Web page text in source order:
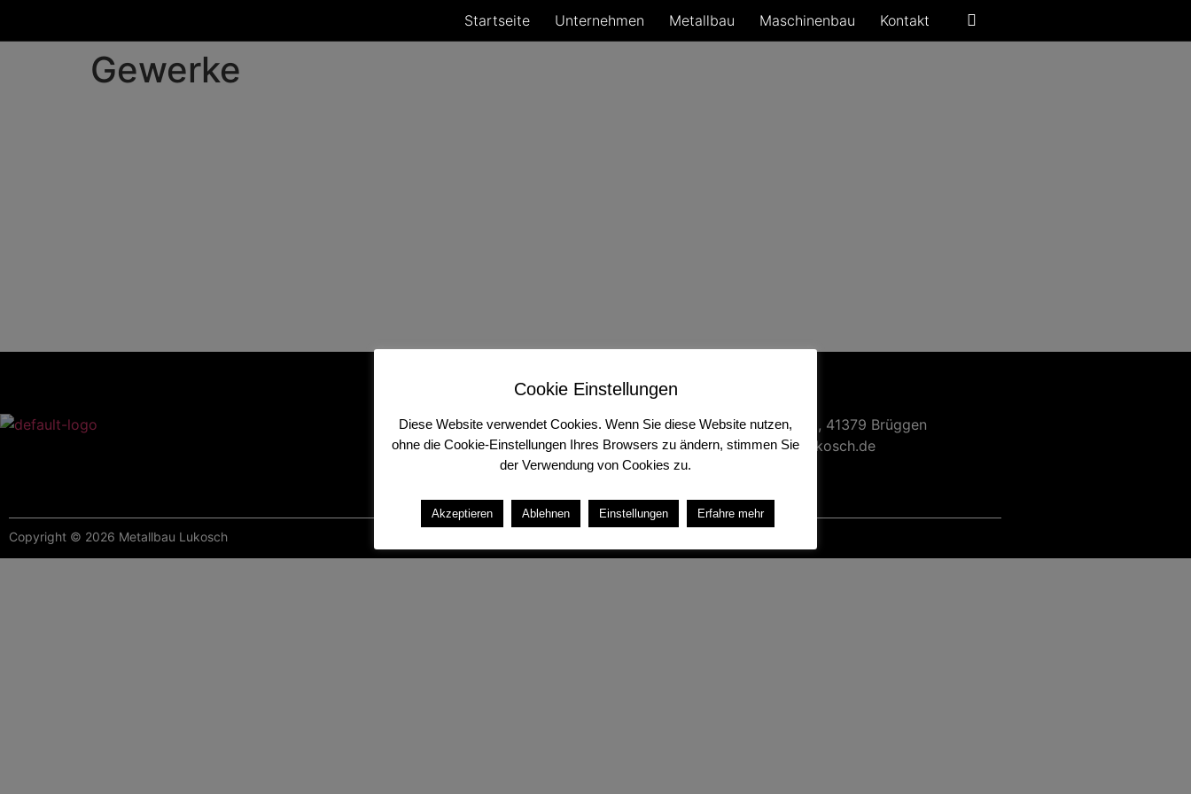
Startseite Unternehmen Metallbau Maschinenbau Kontakt
Gewerke
Solferinostraße 39, 41379 Brüggen
info@metallbau-lukosch.de
Copyright © 2026 Metallbau Lukosch
Cookie Einstellungen
Diese Website verwendet Cookies. Wenn Sie diese Website nutzen,
ohne die Cookie-Einstellungen Ihres Browsers zu ändern, stimmen Sie
der Verwendung von Cookies zu.
Akzeptieren Ablehnen Einstellungen Erfahre mehr